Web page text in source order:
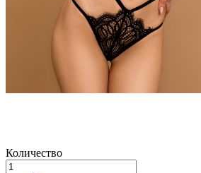
Количество